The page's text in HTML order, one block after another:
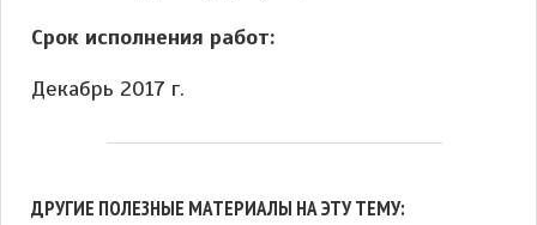
Срок исполнения работ:
Декабрь 2017 г.
ДРУГИЕ ПОЛЕЗНЫЕ МАТЕРИАЛЫ НА ЭТУ ТЕМУ: